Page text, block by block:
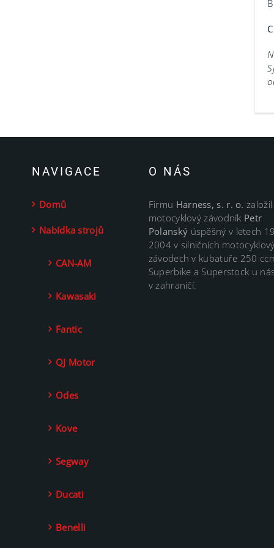
NAVIGACE
Domů
Nabídka strojů
CAN-AM
Kawasaki
Fantic
QJ Motor
Odes
Kove
Segway
Ducati
Benelli
O NÁS
Firmu Harness, s. r. o.
motocyklový závodník Petr
Polanský úspěšný v letech
2004 v silničních
závodech v kubatuře 250
Superbike a Superstock u
v zahraničí.